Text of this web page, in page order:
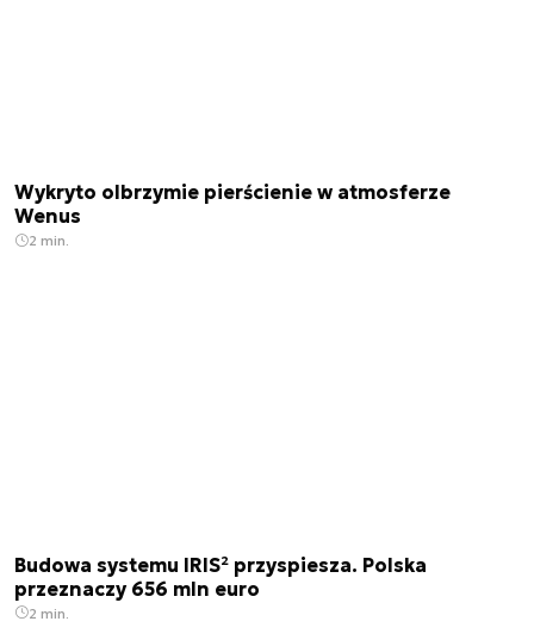
Wykryto olbrzymie pierścienie w atmosferze
Wenus
2 min.
Budowa systemu IRIS² przyspiesza. Polska
przeznaczy 656 mln euro
2 min.